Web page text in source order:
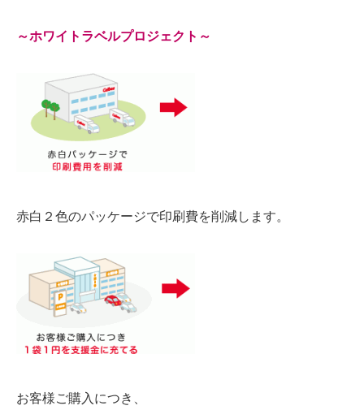
～ホワイトラベルプロジェクト～
赤白２色のパッケージで印刷費を削減します。
お客様ご購入につき、